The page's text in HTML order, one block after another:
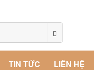
TIN TỨC LIÊN HỆ